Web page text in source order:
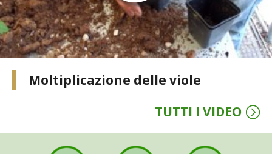
VIGNETO BIO
PENSA ALTERNATIVO
GARDENA
RIMANI A CONTATTO CON LA NATURA
Moltiplicazione delle viole
TUTTI I VIDEO